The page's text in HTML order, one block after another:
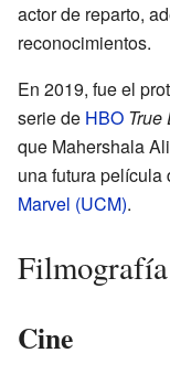
actor de reparto,
reconocimientos.
En 2019, fue el
serie de HBO True
que Mahershala
una futura película
Marvel (UCM).
Filmografía
Cine